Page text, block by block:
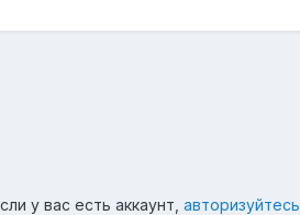
у вас есть аккаунт, авторизуйтесь